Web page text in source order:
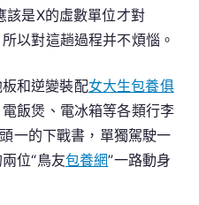
該是X的虛數單位才對
以對這趟過程并不煩惱。
和逆變裝配女大生包養俱
飯煲、電冰箱等各類行李
一的下戰書，單獨駕駛一
位“鳥友包養網”一路動身